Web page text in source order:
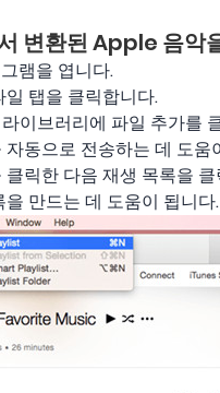
변환된 Apple 음악
램을 엽니다.
탭을 클릭합니다.
이브러리에 파일 추가
동으로 전송하는 데 도움
릭한 다음 재생 목록을
만드는 데 도움이 됩니다.